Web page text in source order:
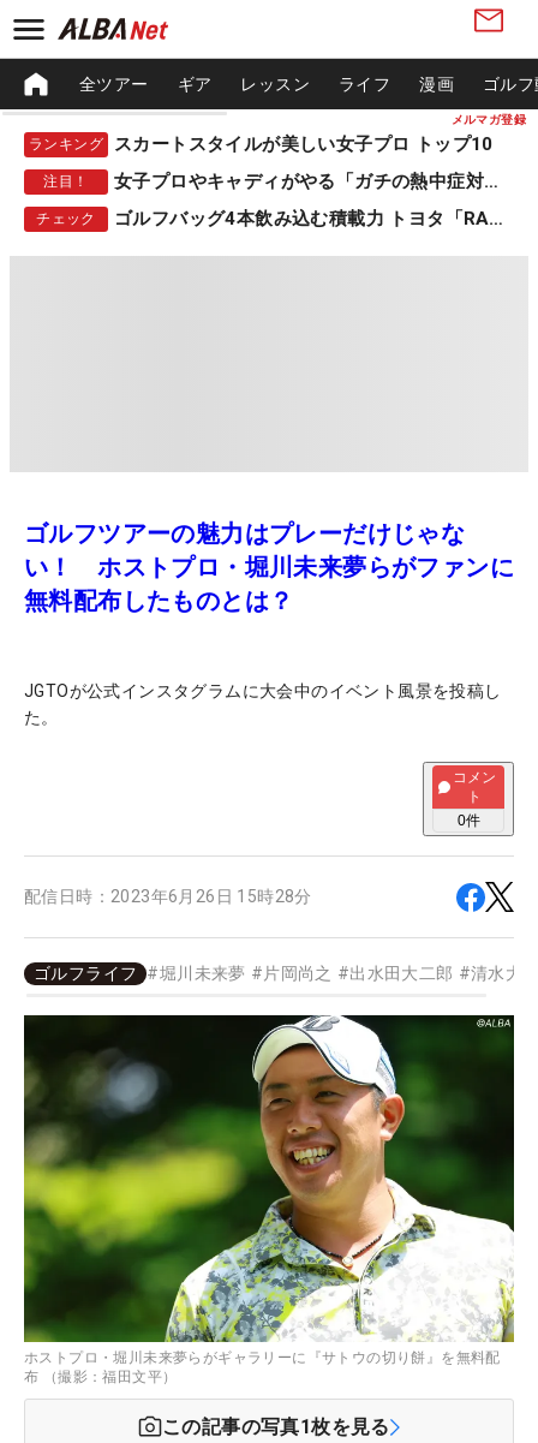
メルマガ登録
全ツアー ギア レッスン ライフ 漫画 ゴル
ランキング スカートスタイルが美しい女子プロ トップ10
注目！ 女子プロやキャディがやる「ガチの熱中症対策」
チェック ゴルフバッグ4本飲み込む積載力 トヨタ「RAV4」
ゴルフツアーの魅力はプレーだけじゃな
い！ ホストプロ・堀川未来夢らがファンに
無料配布したものとは？
JGTOが公式インスタグラムに大会中のイベント風景を投稿し
た。
コメン
ト
0件
配信日時： 2023年6月26日 15時28分
ゴルフライフ #堀川未来夢 # 片岡尚之 #出水田大二郎 #清水大
ホストプロ・堀川未来夢らがギャラリーに『サトウの切り餅』を無料配
布 （撮影：福田文平）
この記事の写真1枚を見る